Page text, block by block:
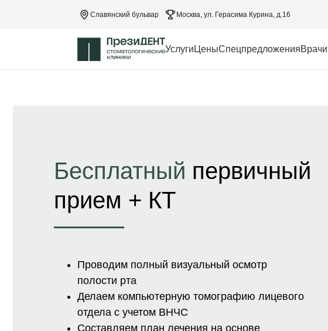
Славянский бульвар Москва, ул. Герасима Курина, д.16
Услуги ЦеныСпецпредложенияВрачи
Бесплатный первичный
прием + КТ
Проводим полный визуальный осмотр
полости рта
Делаем компьютерную томографию лицевого
отдела с учетом ВНЧС
Составляем план лечения на основе